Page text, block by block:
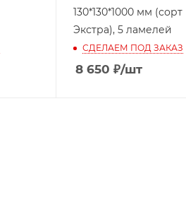
130*130*1000 мм (сорт
Экстра), 5 ламелей
СДЕЛАЕМ ПОД ЗАКАЗ
8 650 ₽/шт